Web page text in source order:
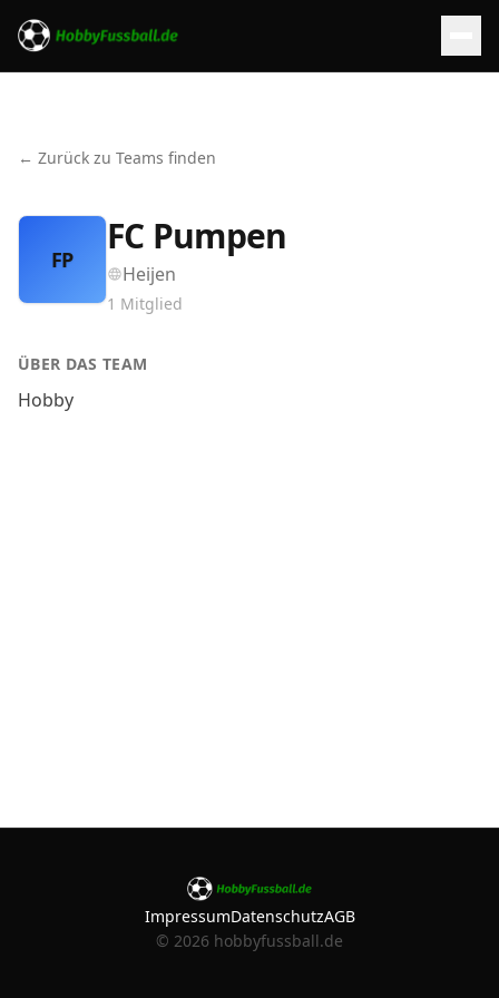
← Zurück zu Teams finden
FP
FC Pumpen
Heijen
1 Mitglied
ÜBER DAS TEAM
Hobby
ImpressumDatenschutzAGB
© 2026 hobbyfussball.de